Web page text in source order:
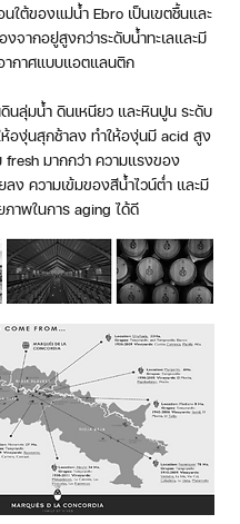
ใต้ของแม่น้ำ Ebro เป็นเขตชื้นและ
องจากอยู่สูงกว่าระดับน้ำทะเลและมี
ากาศแบบแอตแลนติก
นลุ่มน้ำ ดินเหนียว และหินปูน ระดับ
ห้องุ่นสุกช้าลง ทำให้องุ่นมี acid สูง
fresh มากกว่า ความแรงของ
ง ความเข้มของสีน้ำไวน์ต่ำ และมี
ภาพในการ aging ได้ดี